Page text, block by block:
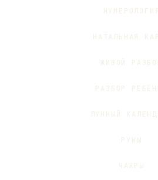
НУМЕРОЛОГИЯ
НАТАЛЬНАЯ
ЖИВОЙ
РАЗБОР
ЛУННЫЙ
РУНЫ
ЧАКРЫ